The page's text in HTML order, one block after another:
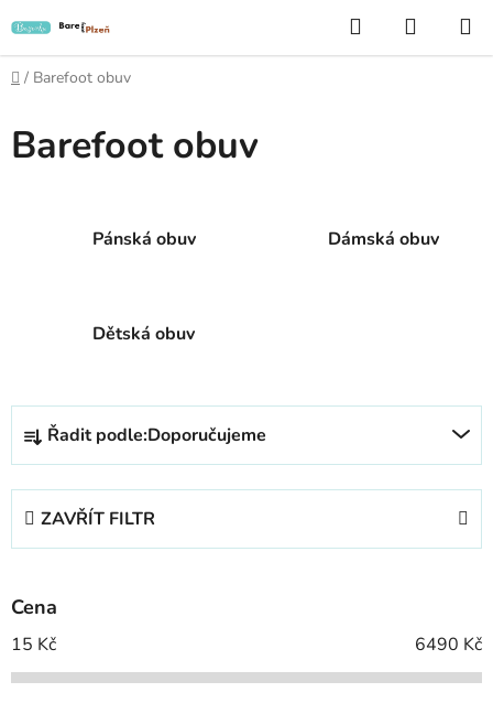
na
obsah
Hledat
KOŠÍK
Domů
/ Barefoot obuv
Barefoot obuv
Pánská obuv Dámská obuv
Dětská obuv
Ř
z
p
r
o
d
Řadit podle:Doporučujeme
ZAVŘÍT FILTR
Cena
15 Kč 6490 Kč